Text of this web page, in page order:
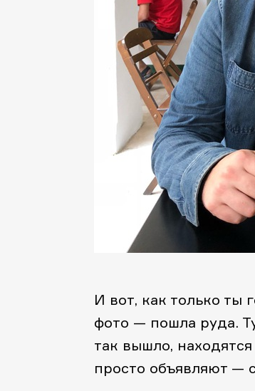
И вот, как только ты
фото — пошла руда.
так вышло,
просто объявляют —